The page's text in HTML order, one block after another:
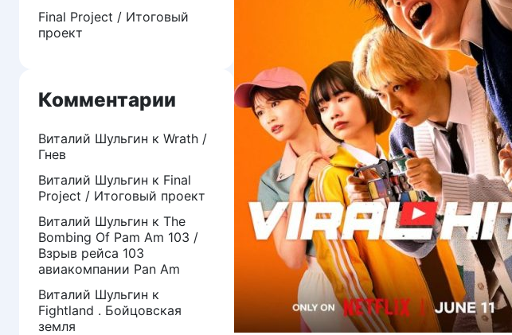
Final Project / Итоговый
проект
Комментарии
Виталий Шульгин к Wrath /
Гнев
Виталий Шульгин к Final
Project / Итоговый проект
Виталий Шульгин к The
Bombing Of Pam Am 103 /
Взрыв рейса 103
авиакомпании Pan Am
Виталий Шульгин к
Fightland . Бойцовская
земля